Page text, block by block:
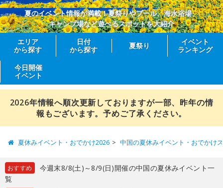
夏のイベント情報が満載！夏祭りやプール、海水浴場、
キャンプ場など遊べるスポットを大紹介
エリア
から探す
日付
から探す
夏祭り
イベント
ランキング
今日開催
イベント
2026年情報へ順次更新しておりますが一部、昨年の情
報もございます。予めご了承ください。
夏休みイベント・おでかけ2026 中国の夏休みイベント・おでかけ
おすすめ
今週末8/8(土)～8/9(日)開催の中国の夏休みイベント一
覧